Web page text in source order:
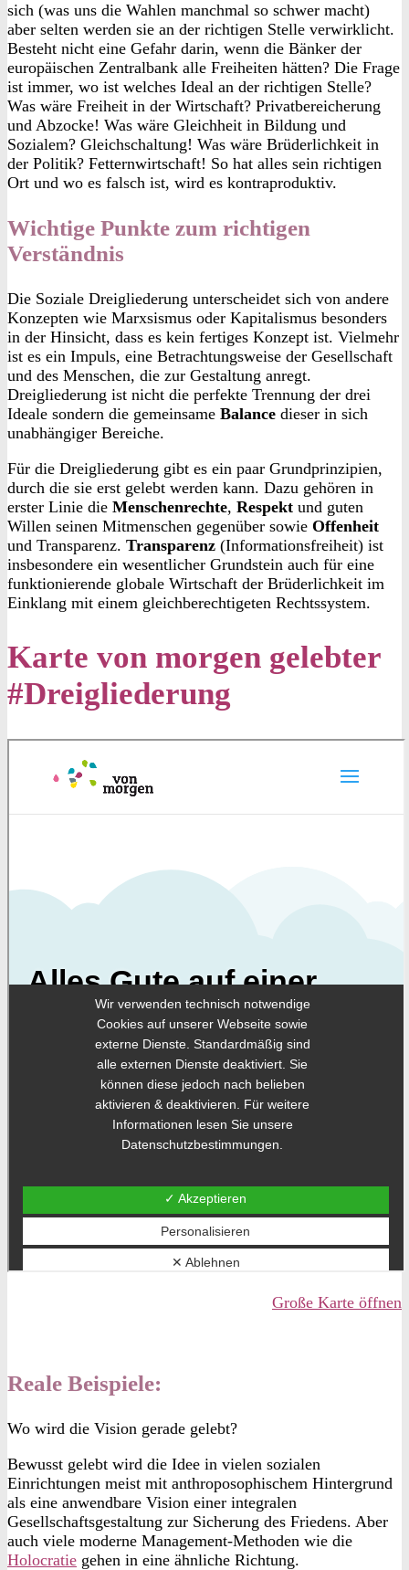
sich (was uns die Wahlen manchmal so schwer macht)
aber selten werden sie an der richtigen Stelle verwirklicht.
Besteht nicht eine Gefahr darin, wenn die Bänker der
europäischen Zentralbank alle Freiheiten hätten? Die Frage
ist immer, wo ist welches Ideal an der richtigen Stelle?
Was wäre Freiheit in der Wirtschaft? Privatbereicherung
und Abzocke! Was wäre Gleichheit in Bildung und
Sozialem? Gleichschaltung! Was wäre Brüderlichkeit in
der Politik? Fetternwirtschaft! So hat alles sein richtigen
Ort und wo es falsch ist, wird es kontraproduktiv.
Wichtige Punkte zum richtigen
Verständnis
Die Soziale Dreigliederung unterscheidet sich von andere
Konzepten wie Marxsismus oder Kapitalismus besonders
in der Hinsicht, dass es kein fertiges Konzept ist. Vielmehr
ist es ein Impuls, eine Betrachtungsweise der Gesellschaft
und des Menschen, die zur Gestaltung anregt.
Dreigliederung ist nicht die perfekte Trennung der drei
Ideale sondern die gemeinsame Balance dieser in sich
unabhängiger Bereiche.
Für die Dreigliederung gibt es ein paar Grundprinzipien,
durch die sie erst gelebt werden kann. Dazu gehören in
erster Linie die Menschenrechte, Respekt und guten
Willen seinen Mitmenschen gegenüber sowie Offenheit
und Transparenz. Transparenz (Informationsfreiheit) ist
insbesondere ein wesentlicher Grundstein auch für eine
funktionierende globale Wirtschaft der Brüderlichkeit im
Einklang mit einem gleichberechtigeten Rechtssystem.
Karte von morgen gelebter
#Dreigliederung
Große Karte öffnen
Reale Beispiele:
Wo wird die Vision gerade gelebt?
Bewusst gelebt wird die Idee in vielen sozialen
Einrichtungen meist mit anthroposophischem Hintergrund
als eine anwendbare Vision einer integralen
Gesellschaftsgestaltung zur Sicherung des Friedens. Aber
auch viele moderne Management-Methoden wie die
Holocratie gehen in eine ähnliche Richtung.